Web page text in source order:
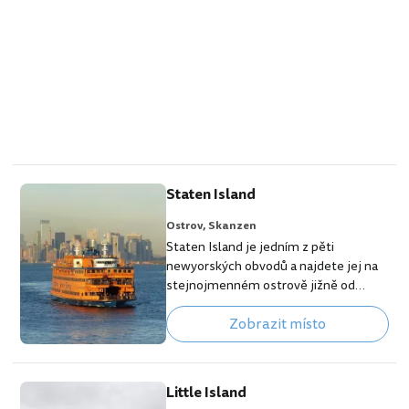
Staten Island
Ostrov,Skanzen
Staten Island je jedním z pěti
newyorských obvodů a najdete jej na
stejnojmenném ostrově jižně od
Manhattahu. Návštěvníci města
Staten Island znají zejména díky
trajektům plujícím z centra New
Yorku, ze kterých se naskýtají nejlepší
výhledy na Sochu svobody a panorama
Manhattanu. [btn "Top hotely s
Zobrazit místo
Little Island